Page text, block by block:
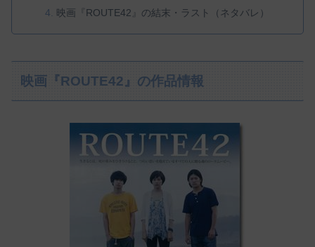
映画『ROUTE42』の結末・ラスト（ネタバレ）
映画『ROUTE42』の作品情報